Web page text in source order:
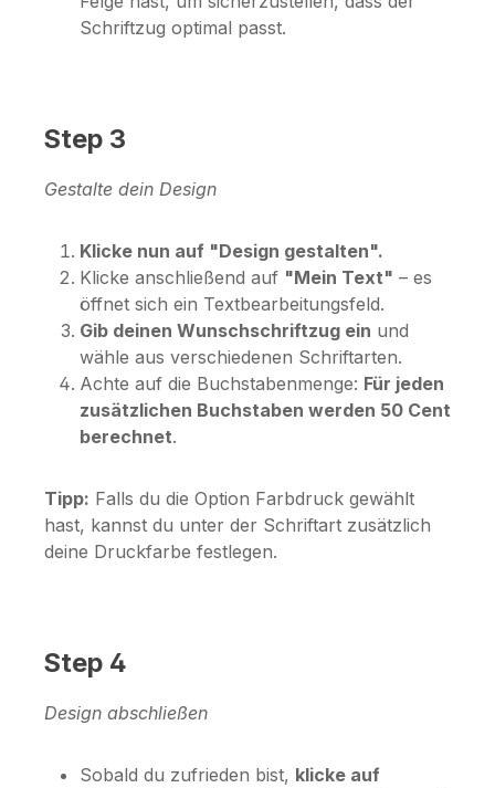
Schriftzug optimal passt.
Step 3
Gestalte dein Design
Klicke nun auf "Design gestalten".
Klicke anschließend auf "Mein Text" – es
öffnet sich ein Textbearbeitungsfeld.
Gib deinen Wunschschriftzug ein und
wähle aus verschiedenen Schriftarten.
Achte auf die Buchstabenmenge: Für jeden
zusätzlichen Buchstaben werden 50 Cent
berechnet.
Tipp: Falls du die Option Farbdruck gewählt
hast, kannst du unter der Schriftart zusätzlich
deine Druckfarbe festlegen.
Step 4
Design abschließen
Sobald du zufrieden bist, klicke auf